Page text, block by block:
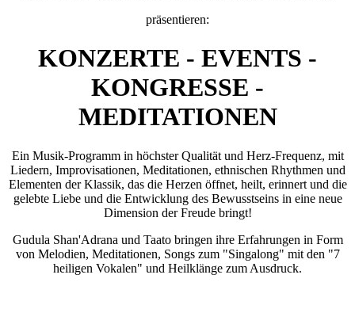
präsentieren:
KONZERTE - EVENTS -
KONGRESSE -
MEDITATIONEN
Ein Musik-Programm in höchster Qualität und Herz-Frequenz, mit
Liedern, Improvisationen, Meditationen, ethnischen Rhythmen und
Elementen der Klassik, das die Herzen öffnet, heilt, erinnert und die
gelebte Liebe und die Entwicklung des Bewusstseins in eine neue
Dimension der Freude bringt!
Gudula Shan'Adrana und Taato bringen ihre Erfahrungen in Form
von Melodien, Meditationen, Songs zum "Singalong" mit den "7
heiligen Vokalen" und Heilklänge zum Ausdruck.